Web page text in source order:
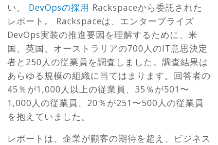
い。 DevOpsの採用 Rackspaceから委託された
レポート。 Rackspaceは、エンタープライズ
DevOps実装の推進要因を理解するために、米
国、英国、オーストラリアの700人のIT意思決定
者と250人の従業員を調査しました。調査結果は
あらゆる規模の組織に当てはまります。回答者の
45％が1,000人以上の従業員、35％が501〜
1,000人の従業員、20％が251〜500人の従業員
を抱えていました。
レポートは、企業が顧客の期待を超え、ビジネス